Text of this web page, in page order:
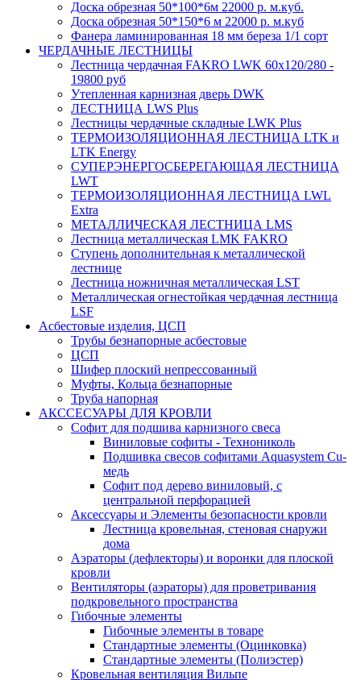
Доска обрезная 50*100*6м 22000 р. м.куб.
Доска обрезная 50*150*6 м 22000 р. м.куб
Фанера ламинированная 18 мм береза 1/1 сорт
ЧЕРДАЧНЫЕ ЛЕСТНИЦЫ
Лестница чердачная FAKRO LWK 60х120/280 -
19800 руб
Утепленная карнизная дверь DWK
ЛЕСТНИЦА LWS Plus
Лестницы чердачные складные LWK Plus
ТЕРМОИЗОЛЯЦИОННАЯ ЛЕСТНИЦА LTK и
LTK Energy
СУПЕРЭНЕРГОСБЕРЕГАЮЩАЯ ЛЕСТНИЦА
LWT
ТЕРМОИЗОЛЯЦИОННАЯ ЛЕСТНИЦА LWL
Extra
МЕТАЛЛИЧЕСКАЯ ЛЕСТНИЦА LMS
Лестница металлическая LMK FAKRO
Ступень дополнительная к металлической
лестнице
Лестница ножничная металлическая LST
Металлическая огнестойкая чердачная лестница
LSF
Асбестовые изделия, ЦСП
Трубы безнапорные асбестовые
ЦСП
Шифер плоский непрессованный
Муфты, Кольца безнапорные
Труба напорная
АКССЕСУАРЫ ДЛЯ КРОВЛИ
Софит для подшива карнизного свеса
Виниловые софиты - Технониколь
Подшивка свесов софитами Aquasystem Cu-
медь
Софит под дерево виниловый, с
центральной перфорацией
Аксессуары и Элементы безопасности кровли
Лестница кровельная, стеновая снаружи
дома
Аэраторы (дефлекторы) и воронки для плоской
кровли
Вентиляторы (аэраторы) для проветривания
подкровельного пространства
Гибочные элементы
Гибочные элементы в товаре
Стандартные элементы (Оцинковка)
Стандартные элементы (Полиэстер)
Кровельная вентиляция Вильпе